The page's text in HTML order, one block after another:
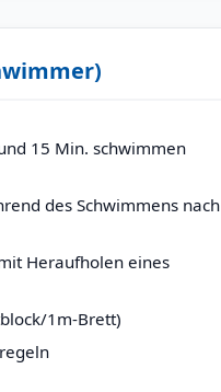
15 Min. schwimmen
des Schwimmens nach
Heraufholen eines
1m-Brett)